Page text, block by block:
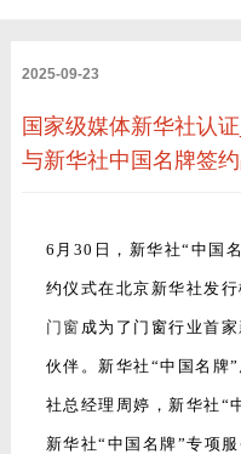
2025-09-23
国家级媒体新华社认
与新华社中国名牌签约
6月30日，新华社“中国
约仪式在北京新华社发
门窗 成为了门窗行业首家
伙伴。新华社“中国名牌
社总经理周婷，新华社“
新华社“中国名牌”专项